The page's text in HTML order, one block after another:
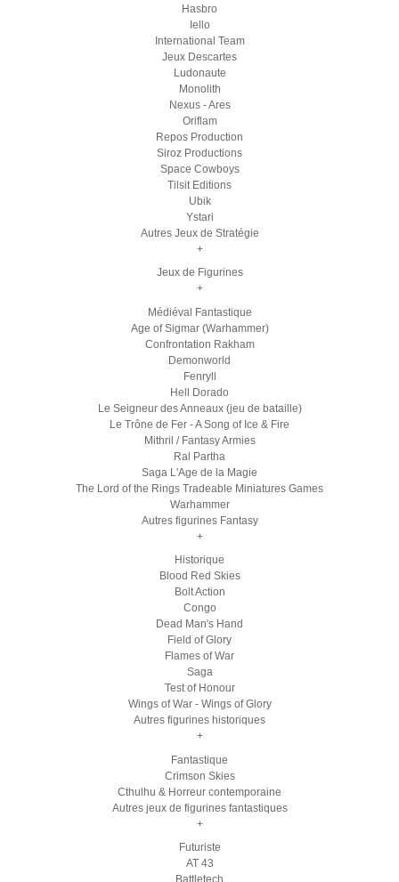
Hasbro
Iello
International Team
Jeux Descartes
Ludonaute
Monolith
Nexus - Ares
Oriflam
Repos Production
Siroz Productions
Space Cowboys
Tilsit Editions
Ubik
Ystari
Autres Jeux de Stratégie
+
Jeux de Figurines
+
Médiéval Fantastique
Age of Sigmar (Warhammer)
Confrontation Rakham
Demonworld
Fenryll
Hell Dorado
Le Seigneur des Anneaux (jeu de bataille)
Le Trône de Fer - A Song of Ice & Fire
Mithril / Fantasy Armies
Ral Partha
Saga L'Age de la Magie
The Lord of the Rings Tradeable Miniatures Games
Warhammer
Autres figurines Fantasy
+
Historique
Blood Red Skies
Bolt Action
Congo
Dead Man's Hand
Field of Glory
Flames of War
Saga
Test of Honour
Wings of War - Wings of Glory
Autres figurines historiques
+
Fantastique
Crimson Skies
Cthulhu & Horreur contemporaine
Autres jeux de figurines fantastiques
+
Futuriste
AT 43
Battletech